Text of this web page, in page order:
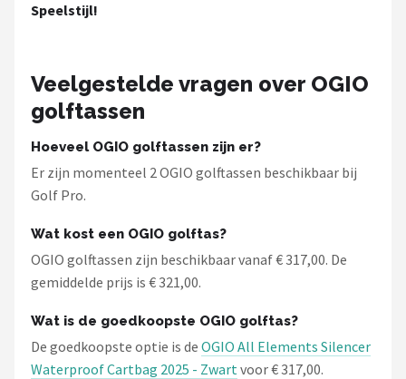
Alle merken →
Speelstijl!
Veelgestelde vragen over OGIO
golftassen
Hoeveel OGIO golftassen zijn er?
Er zijn momenteel 2 OGIO golftassen beschikbaar bij
Golf Pro.
Wat kost een OGIO golftas?
OGIO golftassen zijn beschikbaar vanaf € 317,00. De
gemiddelde prijs is € 321,00.
Wat is de goedkoopste OGIO golftas?
De goedkoopste optie is de OGIO All Elements Silencer
Waterproof Cartbag 2025 - Zwartvoor € 317,00.